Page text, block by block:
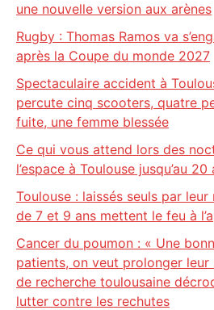
une nouvelle version aux arènes
Rugby : Thomas Ramos va
après la Coupe du monde 2027
Spectaculaire accident à
percute cinq scooters, quatre
fuite, une femme blessée
Ce qui vous attend lors des
l’espace à Toulouse jusqu’au 20
Toulouse : laissés seuls par
de 7 et 9 ans mettent le feu à
Cancer du poumon : « Une
patients, on veut prolonger leur
de recherche toulousaine
lutter contre les rechutes